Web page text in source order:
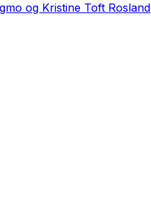
og Kristine Toft Rosland